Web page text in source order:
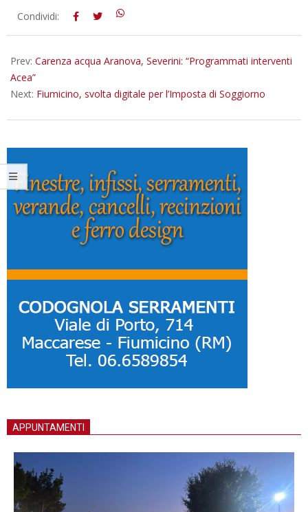
2026-
Condividi:
Prev: Carenza acqua Aranova, Severini: “Programmati interventi
Acea”
Next: Fiumicino, svolta digitale per l’Imposta di Soggiorno
APPUNTAMENTI